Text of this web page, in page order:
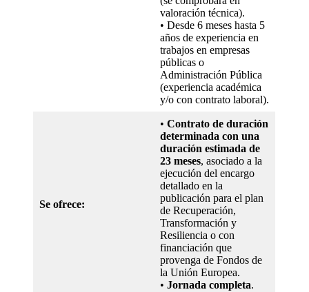
valoración técnica).
• Desde 6 meses hasta 5
años de experiencia en
trabajos en empresas
públicas o
Administración Pública
(experiencia académica
y/o con contrato laboral).
Se ofrece:
• Contrato de duración
determinada con una
duración estimada de
23 meses, asociado a la
ejecución del encargo
detallado en la
publicación para el plan
de Recuperación,
Transformación y
Resiliencia o con
financiación que
provenga de Fondos de
la Unión Europea.
• Jornada completa.